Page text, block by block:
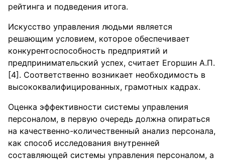
рейтинга и подведения итога.
Искусство управления людьми является
решающим условием, которое обеспечивает
конкурентоспособность предприятий и
предпринимательский успех, считает Егоршин А.П.
[4]. Соответственно возникает необходимость в
высококвалифицированных, грамотных кадрах.
Оценка эффективности системы управления
персоналом, в первую очередь должна опираться
на качественно-количественный анализ персонала,
как способ исследования внутренней
составляющей системы управления персоналом, а